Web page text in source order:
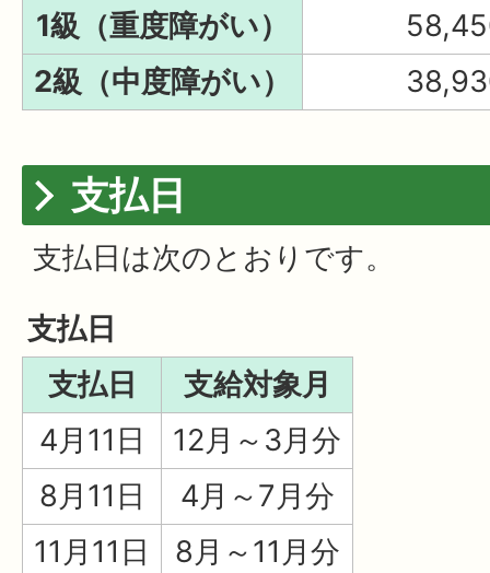
1級（重度障がい）
2級（中度障がい）
支払日
支払日は次のとおりです。
支払日
支払日
支給対象月
4月11日
12月～3月分
8月11日
4月～7月分
11月11日
8月～11月分